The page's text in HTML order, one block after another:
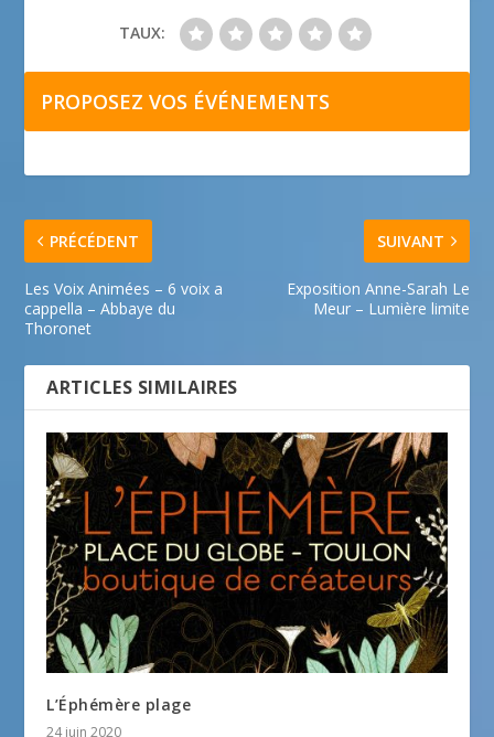
TAUX:
PROPOSEZ VOS ÉVÉNEMENTS
PRÉCÉDENT
Les Voix Animées – 6 voix a
cappella – Abbaye du
Thoronet
SUIVANT
Exposition Anne-Sarah Le
Meur – Lumière limite
ARTICLES SIMILAIRES
L’Éphémère plage
24 juin 2020